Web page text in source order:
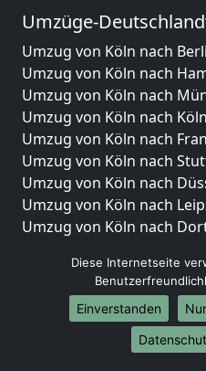
Umzüge-
Umzug von Köln nach
Umzug von Köln nach
Umzug von Köln nach
Umzug von Köln nach Köln
Umzug von Köln nach
Umzug von Köln nach
Umzug von Köln nach
Umzug von Köln nach
Umzug von Köln nach
Umzug von Köln nach
Umzug von Köln nach
Umzug von Köln nach
Umzug von Köln nach
Umzug von Köln nach
Diese Internetseite
Einverstanden